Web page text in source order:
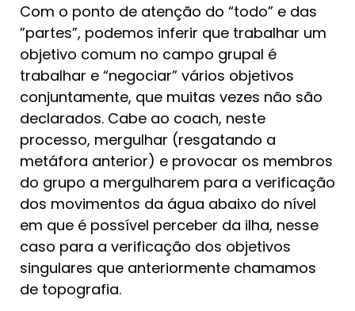
Com o ponto de atenção do “todo” e das
”partes”, podemos inferir que trabalhar um
objetivo comum no campo grupal é
trabalhar e “negociar” vários objetivos
conjuntamente, que muitas vezes não são
declarados. Cabe ao coach, neste
processo, mergulhar (resgatando a
metáfora anterior) e provocar os membros
do grupo a mergulharem para a verificação
dos movimentos da água abaixo do nível
em que é possível perceber da ilha, nesse
caso para a verificação dos objetivos
singulares que anteriormente chamamos
de topografia.